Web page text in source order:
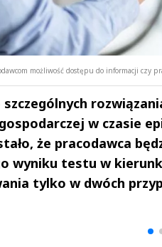
możliwość dostępu do informacji czy
gospodarczej w czasie
że pracodawca
wyniku testu w
tylko w dwóch
Marta i